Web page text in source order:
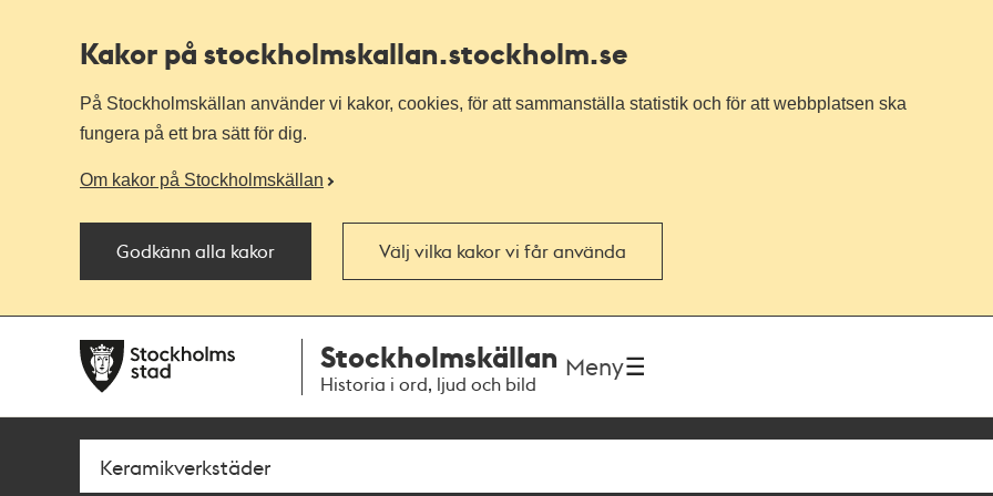
Kakor på stockholmskallan.stockholm.se
På Stockholmskällan använder vi kakor, cookies, för att sammanställa statistik och för att webbplatsen ska
fungera på ett bra sätt för dig.
Om kakor på Stockholmskällan
Godkänn alla kakor Välj vilka kakor vi får använda
navigationen
huvudinnehållet
Stockholmskällan
Historia i ord, ljud och bild
Meny
Sök